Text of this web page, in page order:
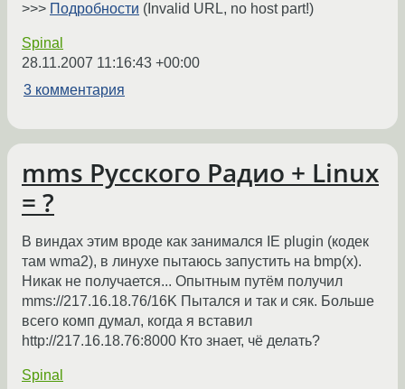
>>> Подробности (Invalid URL, no host part!)
Spinal
28.11.2007 11:16:43 +00:00
3 комментария
mms Русского Радио + Linux
= ?
В виндах этим вроде как занимался IE plugin (кодек
там wma2), в линухе пытаюсь запустить на bmp(x).
Никак не получается... Опытным путём получил
mms://217.16.18.76/16K Пытался и так и сяк. Больше
всего комп думал, когда я вставил
http://217.16.18.76:8000 Кто знает, чё делать?
Spinal